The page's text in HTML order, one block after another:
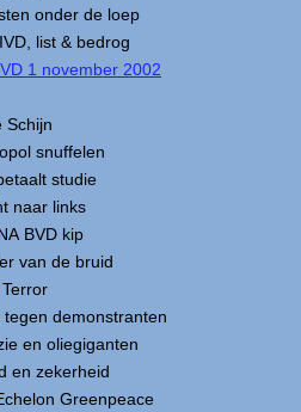
onder de loep
list & bedrog
1 november 2002
Schijn
snuffelen
studie
naar links
BVD kip
van de bruid
tegen demonstranten
en oliegiganten
en zekerheid
Greenpeace